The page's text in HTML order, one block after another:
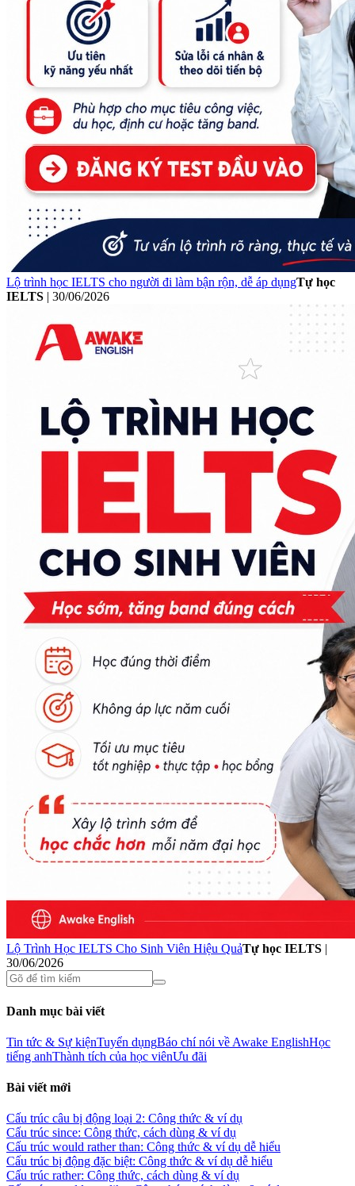
Lộ trình học IELTS cho người đi làm bận rộn, dễ áp dụngTự học
IELTS | 30/06/2026
Lộ Trình Học IELTS Cho Sinh Viên Hiệu QuảTự học IELTS |
30/06/2026
Danh mục bài viết
Tin tức & Sự kiệnTuyển dụngBáo chí nói về Awake EnglishHọc
tiếng anhThành tích của học viênƯu đãi
Bài viết mới
Cấu trúc câu bị động loại 2: Công thức & ví dụ
Cấu trúc since: Công thức, cách dùng & ví dụ
Cấu trúc would rather than: Công thức & ví dụ dễ hiểu
Cấu trúc bị động đặc biệt: Công thức & ví dụ dễ hiểu
Cấu trúc rather: Công thức, cách dùng & ví dụ